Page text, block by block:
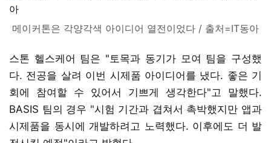
메이커톤은 각양각색 아이디어 열전이었다 / 출처=IT동아
스톤 헬스케어 팀은 "토목과 동기가 모여 팀을 구성했
다. 전공을 살려 이번 시제품 아이디어를 냈다. 좋은 기
회에 참여할 수 있어서 기쁘게 생각한다"고 말했다.
BASIS 팀의 경우 "시험 기간과 겹쳐서 촉박했지만 앱과
시제품을 동시에 개발하려고 노력했다. 이후에도 더 발